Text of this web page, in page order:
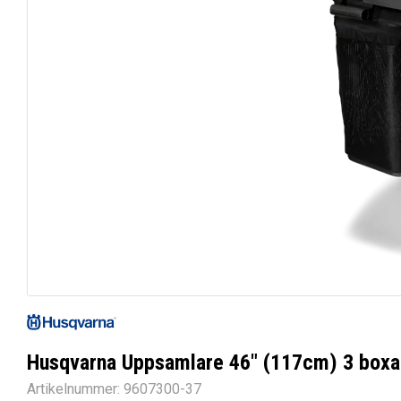
Husqvarna Uppsamlare 46″ (117cm) 3
Artikelnummer: 9607300-37